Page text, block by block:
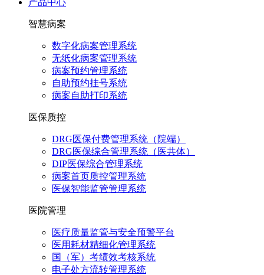
智慧病案
数字化病案管理系统
无纸化病案管理系统
病案预约管理系统
自助预约挂号系统
病案自助打印系统
医保质控
DRG医保付费管理系统（院端）
DRG医保综合管理系统（医共体）
DIP医保综合管理系统
病案首页质控管理系统
医保智能监管管理系统
医院管理
医疗质量监管与安全预警平台
医用耗材精细化管理系统
国（军）考绩效考核系统
电子处方流转管理系统